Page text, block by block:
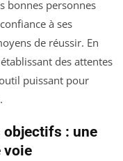
bonnes personnes
à ses
de réussir. En
des attentes
puissant pour
objectifs : une
voie